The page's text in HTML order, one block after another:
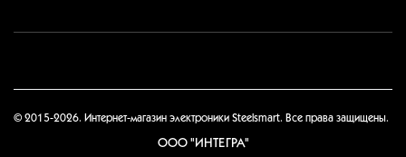
© 2015-2026. Интернет-магазин электроники Steelsmart. Все права защищены.
ООО "ИНТЕГРА"